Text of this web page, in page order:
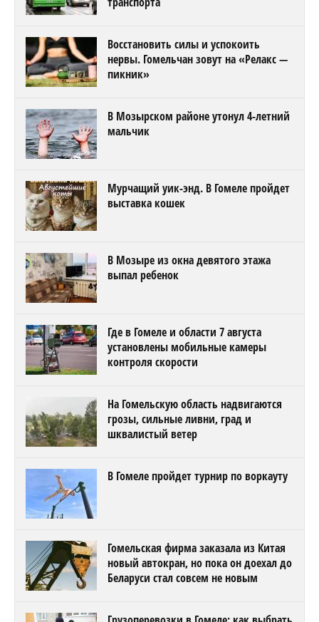
В Мозырском районе утонул 4-летний
мальчик
В ДТП под Светлогорском погибли три
человека
КРИМИНАЛ